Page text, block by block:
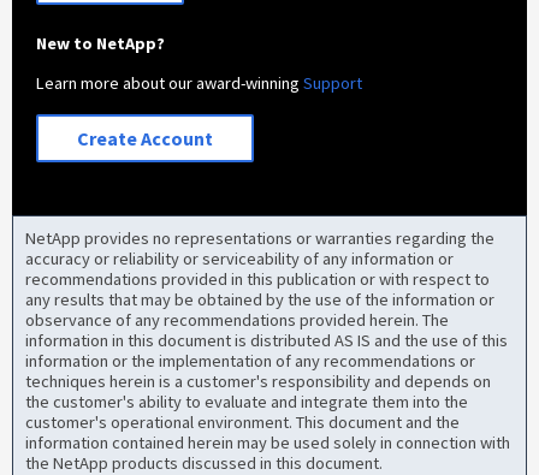
New to NetApp?
Learn more about our award-winningSupport
Create Account
NetApp provides no representations or warranties regarding the
accuracy or reliability or serviceability of any information or
recommendations provided in this publication or with respect to
any results that may be obtained by the use of the information or
observance of any recommendations provided herein. The
information in this document is distributed AS IS and the use of this
information or the implementation of any recommendations or
techniques herein is a customer's responsibility and depends on
the customer's ability to evaluate and integrate them into the
customer's operational environment. This document and the
information contained herein may be used solely in connection with
the NetApp products discussed in this document.